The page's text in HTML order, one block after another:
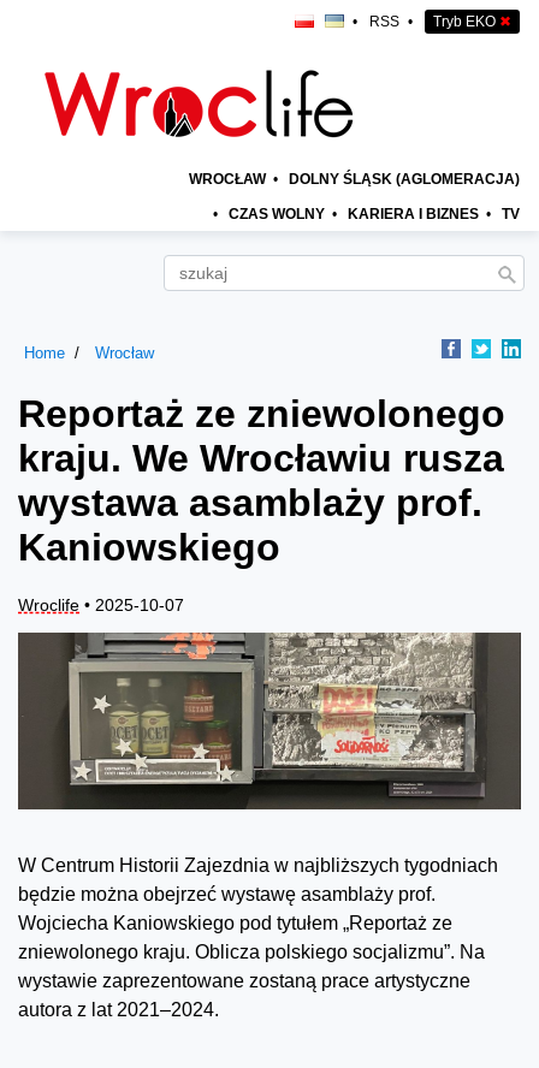
• RSS • Tryb EKO ✖
WROCŁAW • DOLNY ŚLĄSK (AGLOMERACJA)
• CZAS WOLNY • KARIERA I BIZNES • TV
Home Wrocław
Reportaż ze zniewolonego
kraju. We Wrocławiu rusza
wystawa asamblaży prof.
Kaniowskiego
Wroclife • 2025-10-07
W Centrum Historii Zajezdnia w najbliższych tygodniach
będzie można obejrzeć wystawę asamblaży prof.
Wojciecha Kaniowskiego pod tytułem „Reportaż ze
zniewolonego kraju. Oblicza polskiego socjalizmu”. Na
wystawie zaprezentowane zostaną prace artystyczne
autora z lat 2021–2024.